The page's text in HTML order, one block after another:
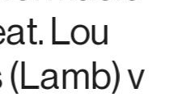
Lou
(Lamb) v